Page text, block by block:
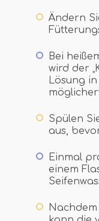
Ändern
Bei
wird der
Lösung
Spülen
aus,
Einmal
einem